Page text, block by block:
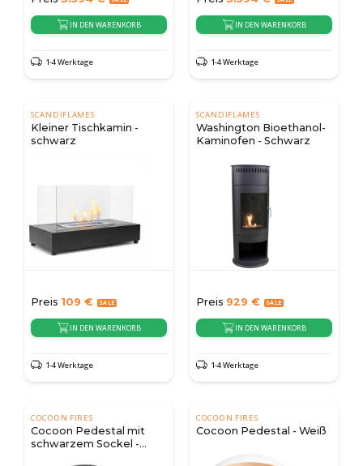
IN DEN WARENKORB
1-4 Werktage
IN DEN WARENKORB
1-4 Werktage
SCANDIFLAMES
Kleiner Tischkamin -
schwarz
Preis 109 €
IN DEN WARENKORB
1-4 Werktage
SCANDIFLAMES
Washington Bioethanol-
Kaminofen - Schwarz
Preis 929 €
IN DEN WARENKORB
1-4 Werktage
COCOON FIRES
Cocoon Pedestal mit
schwarzem Sockel -
COCOON FIRES
Cocoon Pedestal - Weiß